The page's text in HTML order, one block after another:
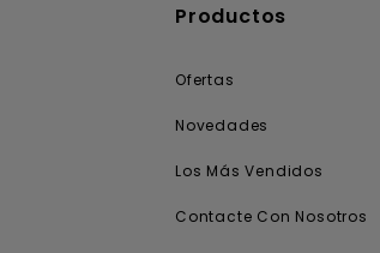
Productos
Ofertas
Novedades
Los Más Vendidos
Contacte Con Nosotros